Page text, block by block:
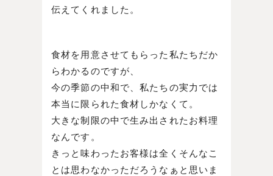
伝えてくれました。
食材を用意させてもらった私たちだか
らわかるのですが、
今の季節の中和で、私たちの実力では
本当に限られた食材しかなくて。
大きな制限の中で生み出されたお料理
なんです。
きっと味わったお客様は全くそんなこ
とは思わなかっただろうなぁと思いま